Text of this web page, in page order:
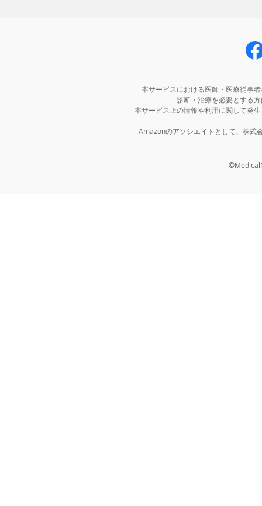
本サービスにおける医師・医療従事
診断・治療を必要とする
本サービス上の情報や利用に関して発
Amazonのアソシエイトとして、株式